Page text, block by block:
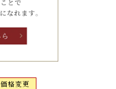
価格変更